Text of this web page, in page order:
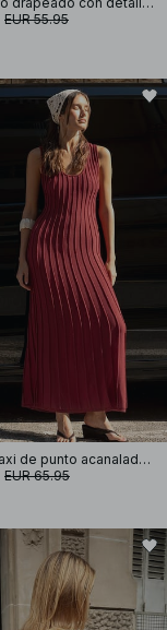
EUR 55.95
Vestido maxi de punto acanalado con escote redondo
EUR 65.95